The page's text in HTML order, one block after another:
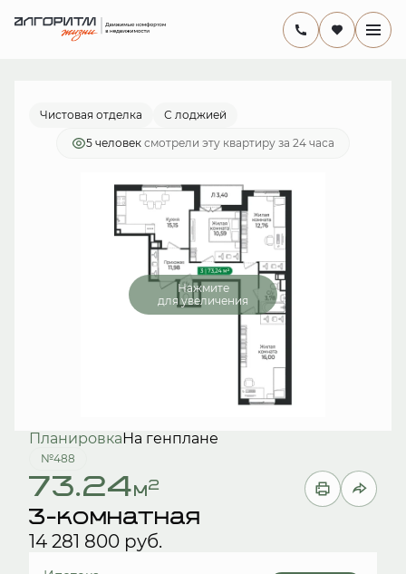
комнатная
14 281 800 руб.
от 41 553 руб./мес.
Чистовая отделка С лоджией
5 человек смотрели эту квартиру за 24 часа
Нажмите
для увеличения
ПланировкаНа генплане
№488
73.24м2
3-комнатная
14 281 800 руб.